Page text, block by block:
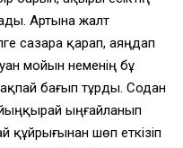
Артына жалт
сазара қарап, аяңдап
мойын неменiң бұ
бағып тұрды. Содан
ыңғайланып
құйрығынан шөп еткiзiп